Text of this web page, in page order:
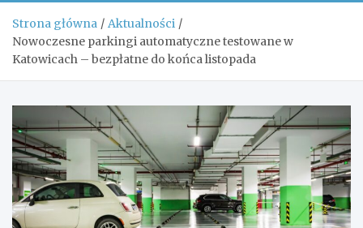
Strona główna
Aktualności
Nowoczesne parkingi automatyczne testowane w
Katowicach – bezpłatne do końca listopada